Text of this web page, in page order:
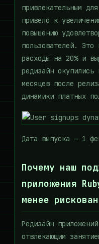
привлекательным
привело к
повышению
пользователей. Это
расходы на 20% и
редизайн
месяцев после
динамики платных
Дата выпуска — 1
Почему наш
приложения
менее рискован
Редизайн
отвлекающим